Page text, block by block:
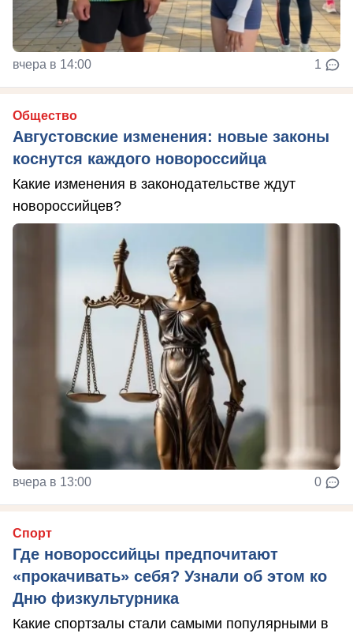
вчера в 14:00 1
Общество
Августовские изменения: новые законы
коснутся каждого новороссийца
Какие изменения в законодательстве ждут
новороссийцев?
вчера в 13:00 0
Спорт
Где новороссийцы предпочитают
«прокачивать» себя? Узнали об этом ко
Дню физкультурника
Какие спортзалы стали самыми популярными в